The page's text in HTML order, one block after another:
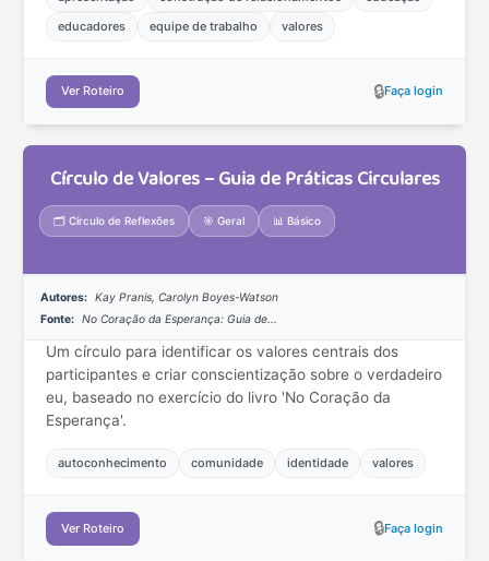
educadores
equipe de trabalho valores
Ver Roteiro 🔒Faça login
Círculo de Valores – Guia de Práticas Circulares
🗂️ Círculo de Reflexões 🎯 Geral 📊 Básico
Autores:
Kay Pranis, Carolyn Boyes-Watson
Fonte:
No Coração da Esperança: Guia de...
Um círculo para identificar os valores centrais dos
participantes e criar conscientização sobre o verdadeiro
eu, baseado no exercício do livro 'No Coração da
Esperança'.
autoconhecimento comunidade identidade valores
Ver Roteiro 🔒Faça login